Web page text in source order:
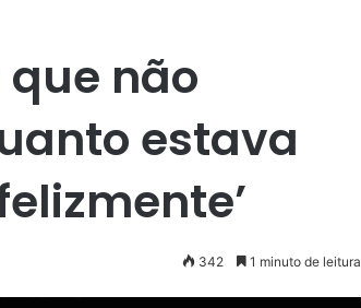
não
estava
342 1 minuto de leitura